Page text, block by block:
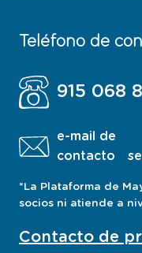
Teléfono de
915 068
e-mail de
contacto
*La Plataforma de
socios ni atiende a
Contacto de